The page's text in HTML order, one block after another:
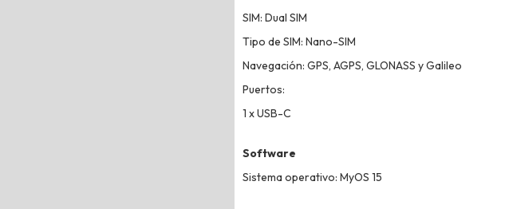
SIM: Dual SIM
Tipo de SIM: Nano-SIM
Navegación: GPS, AGPS, GLONASS y Galileo
Puertos:
1 x USB-C
Software
Sistema operativo: MyOS 15